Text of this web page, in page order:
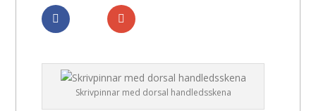
Skrivpinnar med dorsal handledsskena